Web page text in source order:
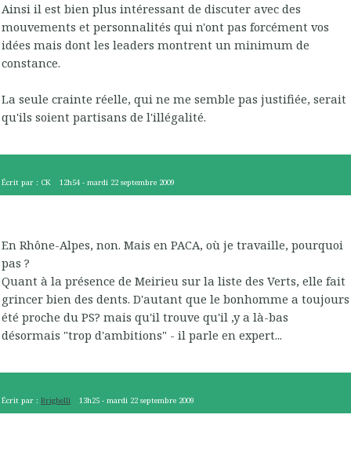
Ainsi il est bien plus intéressant de discuter avec des
mouvements et personnalités qui n'ont pas forcément vos
idées mais dont les leaders montrent un minimum de
constance.
La seule crainte réelle, qui ne me semble pas justifiée, serait
qu'ils soient partisans de l'illégalité.
Écrit par : CK 12h54 -mardi 22 septembre 2009
En Rhône-Alpes, non. Mais en PACA, où je travaille, pourquoi
pas ?
Quant à la présence de Meirieu sur la liste des Verts, elle fait
grincer bien des dents. D'autant que le bonhomme a toujours
été proche du PS? mais qu'il trouve qu'il ,y a là-bas
désormais "trop d'ambitions" - il parle en expert...
Écrit par : Brighelli 13h25 -mardi 22 septembre 2009